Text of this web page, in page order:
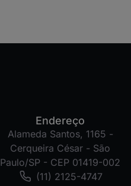
Endereço
Alameda Santos, 1165 -
Cerqueira César - São
Paulo/SP - CEP 01419-002
(11) 2125-4747